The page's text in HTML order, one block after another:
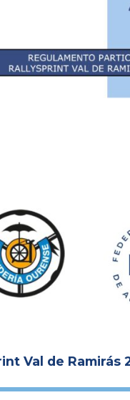
Val de Ramirás